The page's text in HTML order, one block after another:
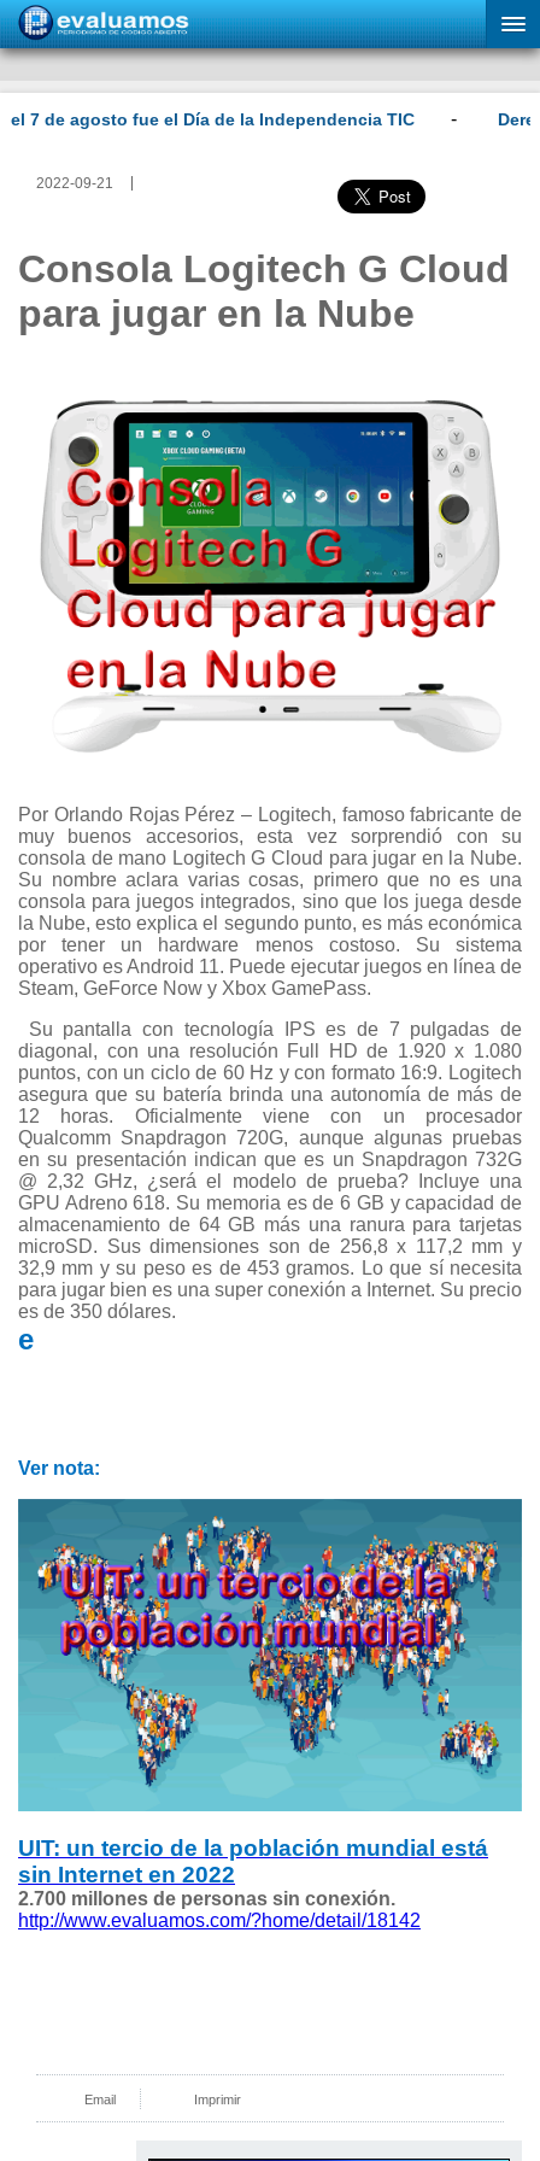
2022-09-21
Consola Logitech G Cloud
para jugar en la Nube
Por Orlando Rojas Pérez – Logitech, famoso fabricante de
muy buenos accesorios, esta vez sorprendió con su
consola de mano Logitech G Cloud para jugar en la Nube.
Su nombre aclara varias cosas, primero que no es una
consola para juegos integrados, sino que los juega desde
la Nube, esto explica el segundo punto, es más económica
por tener un hardware menos costoso. Su sistema
operativo es Android 11. Puede ejecutar juegos en línea de
Steam, GeForce Now y Xbox GamePass.
Su pantalla con tecnología IPS es de 7 pulgadas de
diagonal, con una resolución Full HD de 1.920 x 1.080
puntos, con un ciclo de 60 Hz y con formato 16:9. Logitech
asegura que su batería brinda una autonomía de más de
12 horas. Oficialmente viene con un procesador
Qualcomm Snapdragon 720G, aunque algunas pruebas
en su presentación indican que es un Snapdragon 732G
@ 2,32 GHz, ¿será el modelo de prueba? Incluye una
GPU Adreno 618. Su memoria es de 6 GB y capacidad de
almacenamiento de 64 GB más una ranura para tarjetas
microSD. Sus dimensiones son de 256,8 x 117,2 mm y
32,9 mm y su peso es de 453 gramos. Lo que sí necesita
para jugar bien es una super conexión a Internet. Su precio
es de 350 dólares.
e
Ver nota:
UIT: un tercio de la población mundial está
sin Internet en 2022
2.700 millones de personas sin conexión.
http://www.evaluamos.com/?home/detail/18142
Email Imprimir